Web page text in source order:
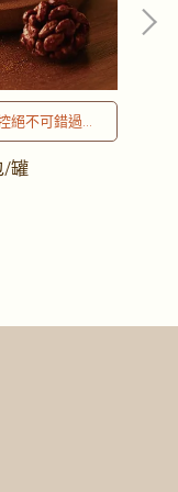
絕不可錯過的
/罐